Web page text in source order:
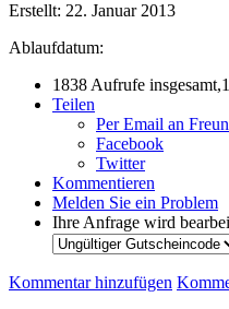
Erstellt: 22. Januar 2013
Ablaufdatum:
1838 Aufrufe
Teilen
Per Email an
Facebook
Twitter
Kommentieren
Melden Sie ein Problem
Ihre Anfrage wird
Kommentar hinzufügen